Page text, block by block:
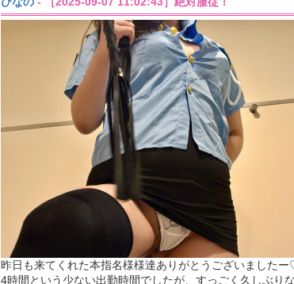
昨日も来てくれた本指名様様達ありがとうございました
4時間という少ない出勤時間でしたが、すっごく久しぶり